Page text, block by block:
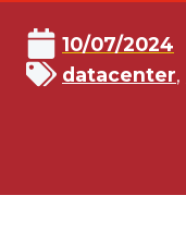
10/07/2024
datacenter,